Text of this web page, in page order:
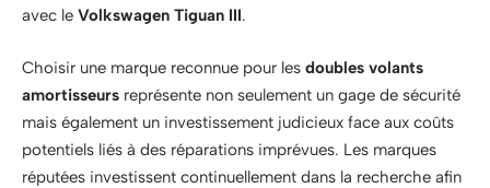
avec le Volkswagen Tiguan III.
Choisir une marque reconnue pour les doubles volants
amortisseurs représente non seulement un gage de sécurité
mais également un investissement judicieux face aux coûts
potentiels liés à des réparations imprévues. Les marques
réputées investissent continuellement dans la recherche afin